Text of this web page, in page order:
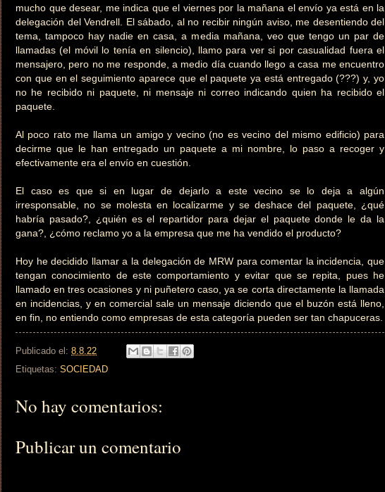
mucho que desear, me indica que el viernes por la mañana el envío ya está en la
delegación del Vendrell. El sábado, al no recibir ningún aviso, me desentiendo del
tema, tampoco hay nadie en casa, a media mañana, veo que tengo un par de
llamadas (el móvil lo tenía en silencio), llamo para ver si por casualidad fuera el
mensajero, pero no me responde, a medio día cuando llego a casa me encuentro
con que en el seguimiento aparece que el paquete ya está entregado (???) y, yo
no he recibido ni paquete, ni mensaje ni correo indicando quien ha recibido el
paquete.
Al poco rato me llama un amigo y vecino (no es vecino del mismo edificio) para
decirme que le han entregado un paquete a mi nombre, lo paso a recoger y
efectivamente era el envío en cuestión.
El caso es que si en lugar de dejarlo a este vecino se lo deja a algún
irresponsable, no se molesta en localizarme y se deshace del paquete, ¿qué
habría pasado?, ¿quién es el repartidor para dejar el paquete donde le da la
gana?, ¿cómo reclamo yo a la empresa que me ha vendido el producto?
Hoy he decidido llamar a la delegación de MRW para comentar la incidencia, que
tengan conocimiento de este comportamiento y evitar que se repita, pues he
llamado en tres ocasiones y ni puñetero caso, ya se corta directamente la llamada
en incidencias, y en comercial sale un mensaje diciendo que el buzón está lleno,
en fin, no entiendo como empresas de esta categoría pueden ser tan chapuceras.
Publicado el: 8.8.22
Etiquetas: SOCIEDAD
No hay comentarios:
Publicar un comentario